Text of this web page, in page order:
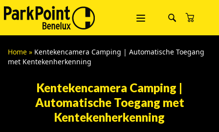
Home » Kentekencamera Camping | Automatische Toegang
met Kentekenherkenning
Kentekencamera Camping |
Automatische Toegang met
Kentekenherkenning